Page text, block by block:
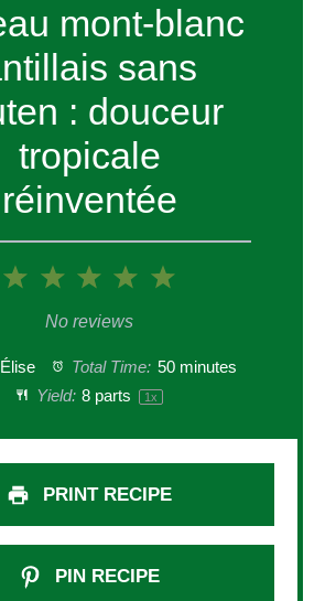
mont-blanc
sans
: douceur
tropicale
réinventée
5
4
3
Stars
2
Stars
1
Star
No reviews
Élise Total Time: 50 minutes
Yield: 8 parts 1x
PRINT RECIPE
PIN RECIPE